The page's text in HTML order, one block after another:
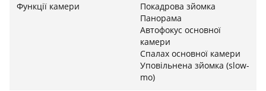
стандартом IP54 та оснащений перевіреною
кнопкою екстреної допомоги emporia на задній
панелі, яка дозволяє користувачеві швидко
Функції камери
Покадрова зйомка
Панорама
Автофокус основної
камери
Спалах основної камери
Уповільнена зйомка (slow-
mo)